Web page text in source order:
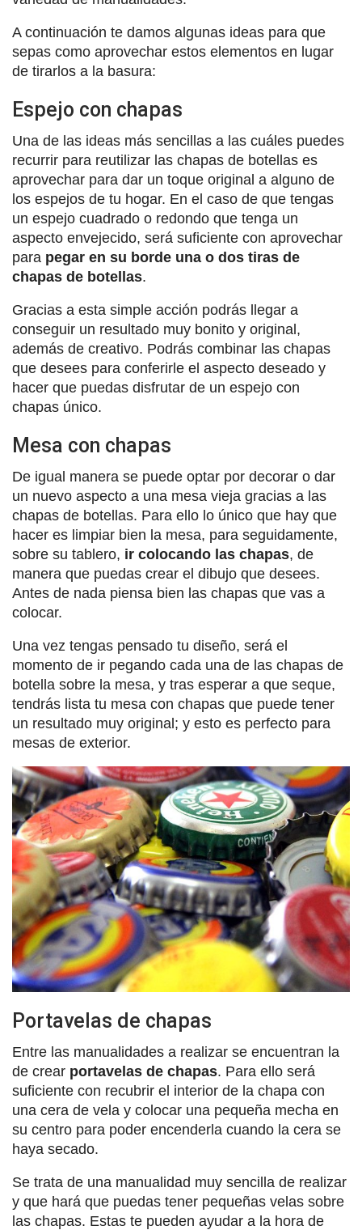
A continuación te damos algunas ideas para que
sepas como aprovechar estos elementos en lugar
de tirarlos a la basura:
Espejo con chapas
Una de las ideas más sencillas a las cuáles puedes
recurrir para reutilizar las chapas de botellas es
aprovechar para dar un toque original a alguno de
los espejos de tu hogar. En el caso de que tengas
un espejo cuadrado o redondo que tenga un
aspecto envejecido, será suficiente con aprovechar
para pegar en su borde una o dos tiras de
chapas de botellas.
Gracias a esta simple acción podrás llegar a
conseguir un resultado muy bonito y original,
además de creativo. Podrás combinar las chapas
que desees para conferirle el aspecto deseado y
hacer que puedas disfrutar de un espejo con
chapas único.
Mesa con chapas
De igual manera se puede optar por decorar o dar
un nuevo aspecto a una mesa vieja gracias a las
chapas de botellas. Para ello lo único que hay que
hacer es limpiar bien la mesa, para seguidamente,
sobre su tablero, ir colocando las chapas, de
manera que puedas crear el dibujo que desees.
Antes de nada piensa bien las chapas que vas a
colocar.
Una vez tengas pensado tu diseño, será el
momento de ir pegando cada una de las chapas de
botella sobre la mesa, y tras esperar a que seque,
tendrás lista tu mesa con chapas que puede tener
un resultado muy original; y esto es perfecto para
mesas de exterior.
Portavelas de chapas
Entre las manualidades a realizar se encuentran la
de crear portavelas de chapas. Para ello será
suficiente con recubrir el interior de la chapa con
una cera de vela y colocar una pequeña mecha en
su centro para poder encenderla cuando la cera se
haya secado.
Se trata de una manualidad muy sencilla de realizar
y que hará que puedas tener pequeñas velas sobre
las chapas. Estas te pueden ayudar a la hora de